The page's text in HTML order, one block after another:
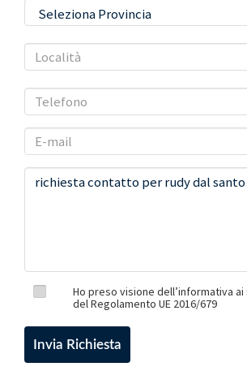
Ho preso visione dell’informativa ai
del Regolamento UE 2016/679